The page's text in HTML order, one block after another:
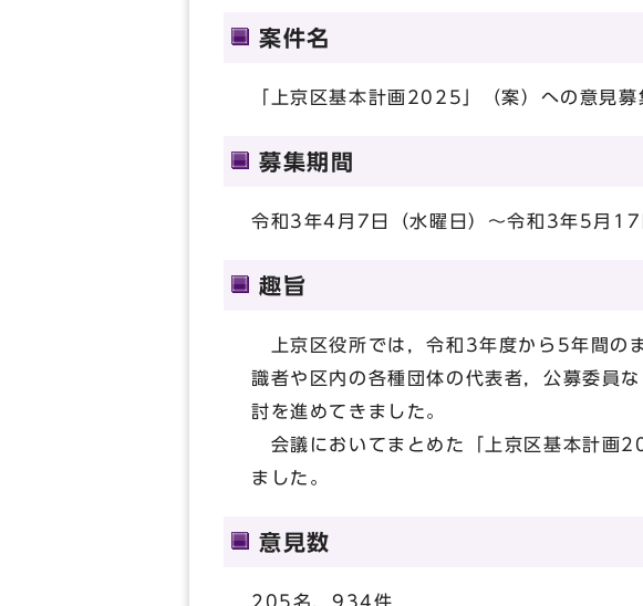
案件名
「上京区基本計画2025」（案）への意見募
募集期間
令和3年4月7日（水曜日）～令和3年5月17
趣旨
上京区役所では，令和3年度から5年間の
識者や区内の各種団体の代表者，公募委員
討を進めてきました。
会議においてまとめた「上京区基本計画
ました。
意見数
205名，934件